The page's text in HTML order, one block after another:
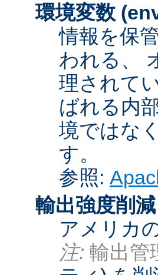
環境変数
情報を保
われる、
理されて
ばれる内
境ではな
す。
参照:
輸出強度削減
アメリカ
注: 輸出管